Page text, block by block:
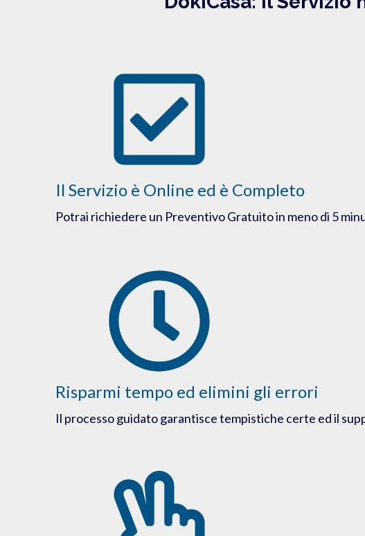
Il Servizio è Online ed è Completo
Potrai richiedere un Preventivo Gratuito in meno di 5
Risparmi tempo ed elimini gli errori
Il processo guidato garantisce tempistiche certe ed il